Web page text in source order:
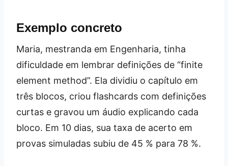
Exemplo concreto
Maria, mestranda em Engenharia, tinha
dificuldade em lembrar definições de “finite
element method”. Ela dividiu o capítulo em
três blocos, criou flashcards com definições
curtas e gravou um áudio explicando cada
bloco. Em 10 dias, sua taxa de acerto em
provas simuladas subiu de 45 % para 78 %.